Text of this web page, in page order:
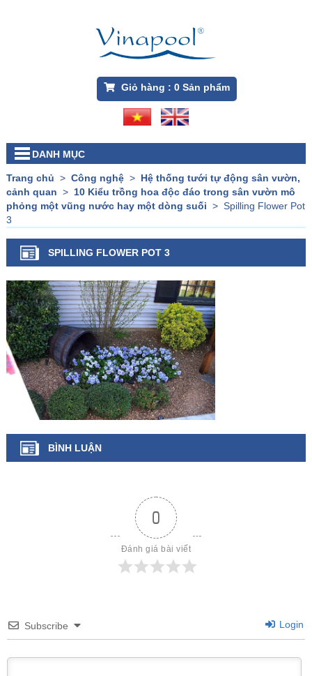
Giỏ hàng : 0Sản phẩm
DANH MỤC
Trang chủ > Công nghệ> Hệ thống tưới tự động sân vườn,
cảnh quan > 10 Kiểu trồng hoa độc đáo trong sân vườn mô
phỏng một vũng nước hay một dòng suối > Spilling Flower Pot
3
SPILLING FLOWER POT 3
BÌNH LUẬN
0
Đánh giá bài viết
Subscribe Login